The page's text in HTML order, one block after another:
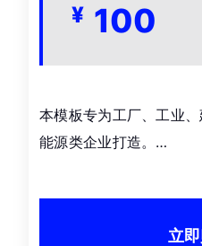
¥ 100
本模板专为工厂、工业
能源类企业打造。…
立